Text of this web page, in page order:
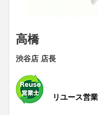
高橋
渋谷店 店長
リユース営